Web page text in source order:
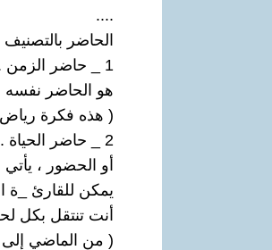
....
الحاضر بالتصنيف
1 _ حاضر الزمن .
هو الحاضر نفسه
( هذه فكرة رياض
2 _ حاضر الحياة .
أو الحضور ،
يمكن للقارئ _ة اختبار
أنت تنتقل بكل
( من الماضي